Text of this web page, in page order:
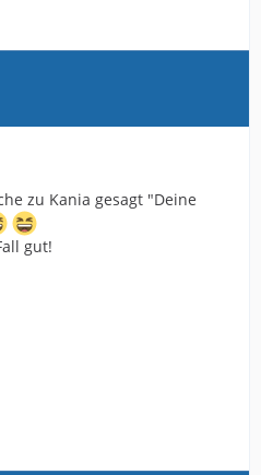
zu Kania gesagt "Deine
gut!